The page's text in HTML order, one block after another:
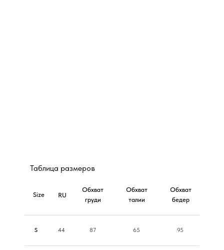
Таблица размеров
Size RU
Обхват
груди
Обхват
талии
Обхват
бедер
S 44 87 65 95